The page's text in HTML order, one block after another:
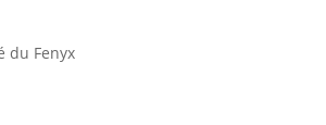
du Fenyx